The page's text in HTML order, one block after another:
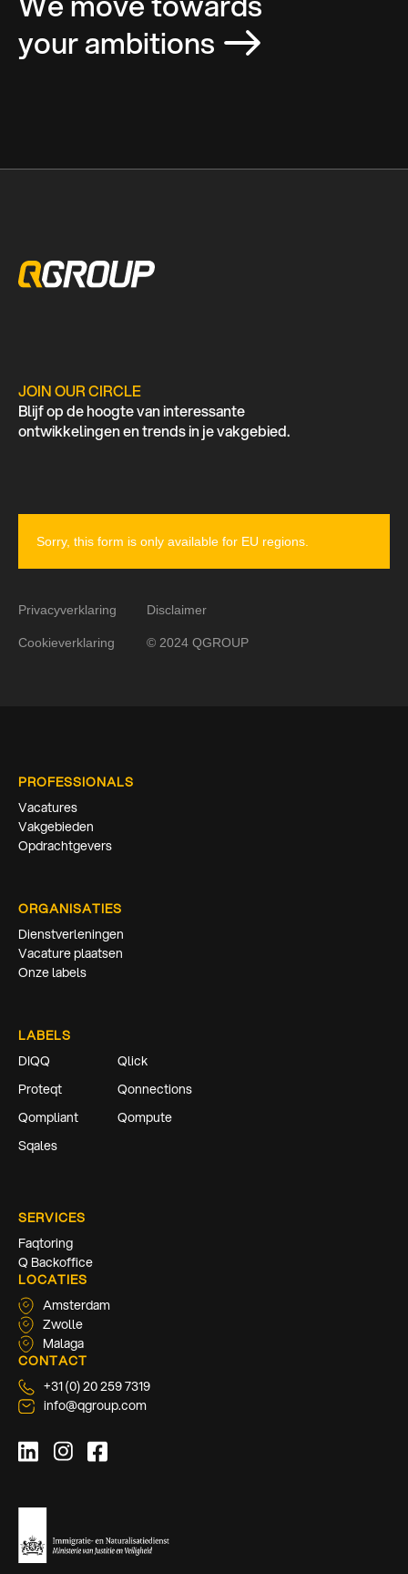
your ambitions
JOIN OUR CIRCLE
Blijf op de hoogte van interessante
ontwikkelingen en trends in je vakgebied.
Sorry, this form is only available for EU regions.
Privacyverklaring
Cookieverklaring
Disclaimer
© 2024 QGROUP
PROFESSIONALS
Vacatures
Vakgebieden
Opdrachtgevers
ORGANISATIES
Dienstverleningen
Vacature plaatsen
Onze labels
LABELS
DIQQ
Qlick
Proteqt
Qonnections
Qompliant
Qompute
Sqales
SERVICES
Faqtoring
Q Backoffice
LOCATIES
Amsterdam
Zwolle
Malaga
CONTACT
+31 (0) 20 259 7319
info@qgroup.com